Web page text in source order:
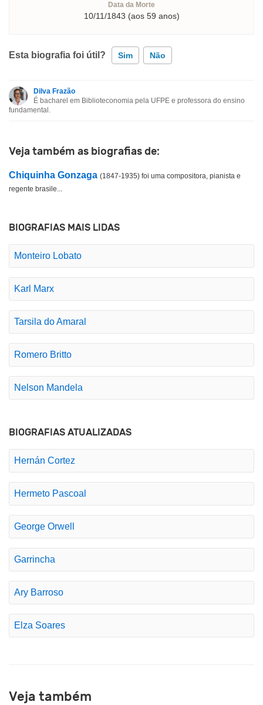
Data da Morte
10/11/1843 (aos 59 anos)
Esta biografia foi útil? Sim Não
Esta biografia contém informação incorreta
Dilva Frazão
É bacharel em Biblioteconomia pela UFPE e professora do ensino
fundamental.
Veja também as biografias de:
Chiquinha Gonzaga (1847-1935) foi uma compositora, pianista e
regente brasile...
BIOGRAFIAS MAIS LIDAS
Monteiro Lobato
Karl Marx
Tarsila do Amaral
Romero Britto
Nelson Mandela
BIOGRAFIAS ATUALIZADAS
Hernán Cortez
Hermeto Pascoal
George Orwell
Garrincha
Ary Barroso
Elza Soares
Veja também